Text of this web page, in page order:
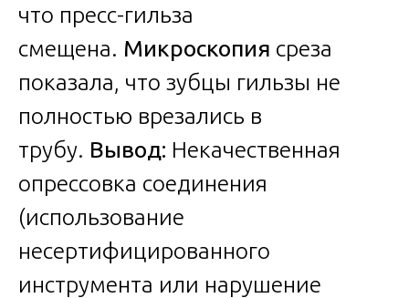
что пресс-гильза
смещена. Микроскопия среза
показала, что зубцы гильзы не
полностью врезались в
трубу. Вывод: Некачественная
опрессовка соединения
(использование
несертифицированного
инструмента или нарушение